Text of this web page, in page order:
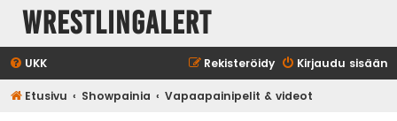
WrestlingAlert
UKK Kirjaudu sisään
Rekisteröidy
Etusivu Showpainia Vapaapainipelit & videot